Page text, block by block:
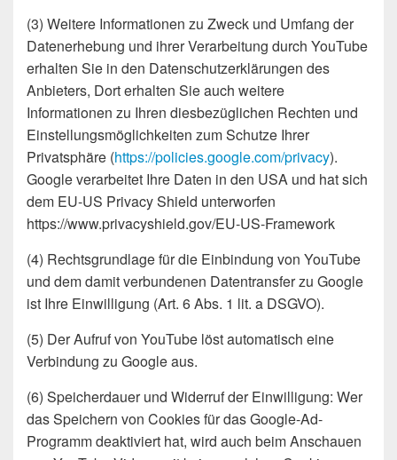
(3) Weitere Informationen zu Zweck und Umfang der
Datenerhebung und ihrer Verarbeitung durch YouTube
erhalten Sie in den Datenschutzerklärungen des
Anbieters, Dort erhalten Sie auch weitere
Informationen zu Ihren diesbezüglichen Rechten und
Einstellungsmöglichkeiten zum Schutze Ihrer
Privatsphäre (https://policies.google.com/privacy).
Google verarbeitet Ihre Daten in den USA und hat sich
dem EU-US Privacy Shield unterworfen
https://www.privacyshield.gov/EU-US-Framework
(4) Rechtsgrundlage für die Einbindung von YouTube
und dem damit verbundenen Datentransfer zu Google
ist Ihre Einwilligung (Art. 6 Abs. 1 lit. a DSGVO).
(5) Der Aufruf von YouTube löst automatisch eine
Verbindung zu Google aus.
(6) Speicherdauer und Widerruf der Einwilligung: Wer
das Speichern von Cookies für das Google-Ad-
Programm deaktiviert hat, wird auch beim Anschauen